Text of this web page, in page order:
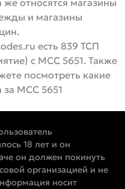
относятся магазины
и магазины
есть 839 ТСП
с MCC 5651. Также
посмотреть какие
MCC 5651
18 лет и он
он должен покинуть
организацией и не
носит